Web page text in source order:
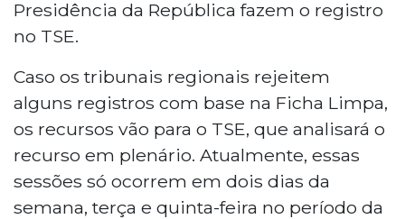
Presidência da República fazem o registro
no TSE.
Caso os tribunais regionais rejeitem
alguns registros com base na Ficha Limpa,
os recursos vão para o TSE, que analisará o
recurso em plenário. Atualmente, essas
sessões só ocorrem em dois dias da
semana, terça e quinta-feira no período da